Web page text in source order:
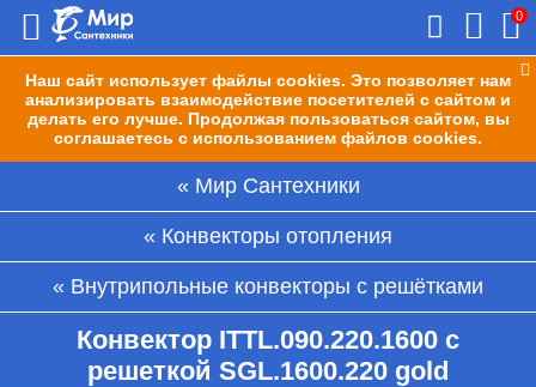
Наш сайт использует файлы cookies. Это позволяет нам
анализировать взаимодействие посетителей с сайтом и
делать его лучше. Продолжая пользоваться сайтом, вы
соглашаетесь с использованием файлов cookies.
0
Мир Сантехники
Конвекторы отопления
Внутрипольные конвекторы с решётками
Конвектор ITTL.090.220.1600 с
решеткой SGL.1600.220 gold